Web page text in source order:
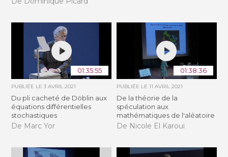
01:35:55
PUBLIÉE LE3 AVRIL 2021
Du pli cacheté de Döblin aux
équations différentielles
stochastiques
De Marc Yor
01:38:36
PUBLIÉE LE 11 AVRIL 2021
De la théorie de la
spéculation aux
mathématiques de l'aléatoire
De Nicole El Karoui